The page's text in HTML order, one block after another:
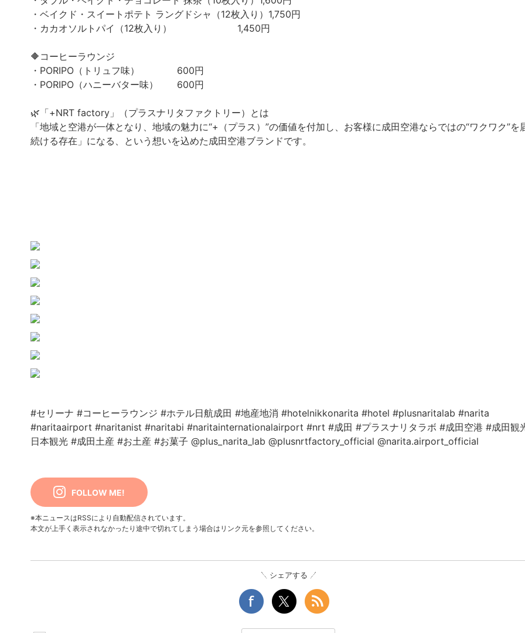
・ベイクド・スイートポテト ラングドシャ（12枚入り）1,750円
・カカオソルトパイ（12枚入り） 1,450円
🔶コーヒーラウンジ
・PORIPO（トリュフ味） 600円
・PORIPO（ハニーバター味） 600円
🌿「+NRT factory」（プラスナリタファクトリー）とは
「地域と空港が一体となり、地域の魅力に“+（プラス）”の価値を付加し、お客様に成田空港ならではの“ワクワク”を
続ける存在」になる、という想いを込めた成田空港ブランドです。
#セリーナ #コーヒーラウンジ #ホテル日航成田 #地産地消 #hotelnikkonarita #hotel #plusnaritalab #narita
#naritaairport #naritanist #naritabi #naritainternationalairport #nrt #成田 #プラスナリタラボ #成田空港 #成田観
日本観光 #成田土産 #お土産 #お菓子 @plus_narita_lab @plusnrtfactory_official @narita.airport_official
FOLLOW ME!
※本ニュースはRSSにより自動配信されています。
本文が上手く表示されなかったり途中で切れてしまう場合はリンク元を参照してください。
シェアする